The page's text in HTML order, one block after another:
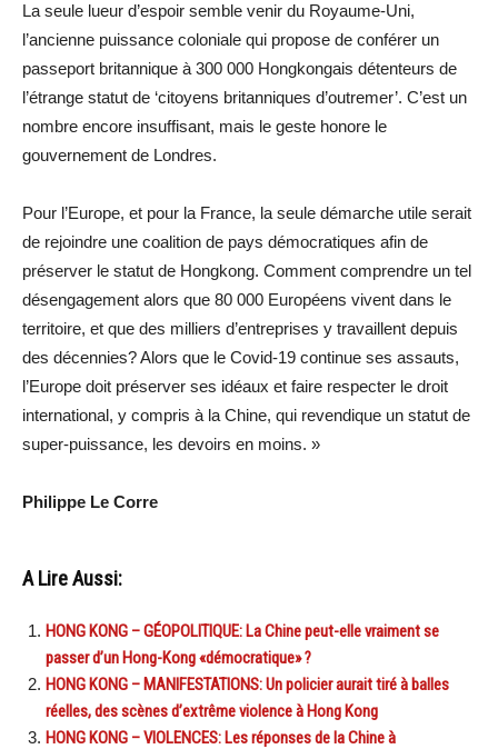
La seule lueur d’espoir semble venir du Royaume-Uni,
l’ancienne puissance coloniale qui propose de conférer un
passeport britannique à 300 000 Hongkongais détenteurs de
l’étrange statut de ‘citoyens britanniques d’outremer’. C’est un
nombre encore insuffisant, mais le geste honore le
gouvernement de Londres.
Pour l’Europe, et pour la France, la seule démarche utile serait
de rejoindre une coalition de pays démocratiques afin de
préserver le statut de Hongkong. Comment comprendre un tel
désengagement alors que 80 000 Européens vivent dans le
territoire, et que des milliers d’entreprises y travaillent depuis
des décennies? Alors que le Covid-19 continue ses assauts,
l’Europe doit préserver ses idéaux et faire respecter le droit
international, y compris à la Chine, qui revendique un statut de
super-puissance, les devoirs en moins. »
Philippe Le Corre
A Lire Aussi:
HONG KONG – GÉOPOLITIQUE: La Chine peut-elle vraiment se
passer d’un Hong-Kong «démocratique» ?
HONG KONG – MANIFESTATIONS: Un policier aurait tiré à balles
réelles, des scènes d’extrême violence à Hong Kong
HONG KONG – VIOLENCES: Les réponses de la Chine à